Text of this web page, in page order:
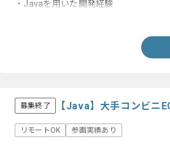
・Javaを用いた開発経験
募集終了 【Java】大手コンビニ
リモートOK 参画実績あり